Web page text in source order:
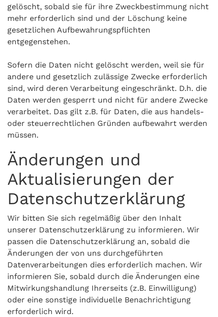
gelöscht, sobald sie für ihre Zweckbestimmung nicht
mehr erforderlich sind und der Löschung keine
gesetzlichen Aufbewahrungspflichten
entgegenstehen.
Sofern die Daten nicht gelöscht werden, weil sie für
andere und gesetzlich zulässige Zwecke erforderlich
sind, wird deren Verarbeitung eingeschränkt. D.h. die
Daten werden gesperrt und nicht für andere Zwecke
verarbeitet. Das gilt z.B. für Daten, die aus handels-
oder steuerrechtlichen Gründen aufbewahrt werden
müssen.
Änderungen und
Aktualisierungen der
Datenschutzerklärung
Wir bitten Sie sich regelmäßig über den Inhalt
unserer Datenschutzerklärung zu informieren. Wir
passen die Datenschutzerklärung an, sobald die
Änderungen der von uns durchgeführten
Datenverarbeitungen dies erforderlich machen. Wir
informieren Sie, sobald durch die Änderungen eine
Mitwirkungshandlung Ihrerseits (z.B. Einwilligung)
oder eine sonstige individuelle Benachrichtigung
erforderlich wird.